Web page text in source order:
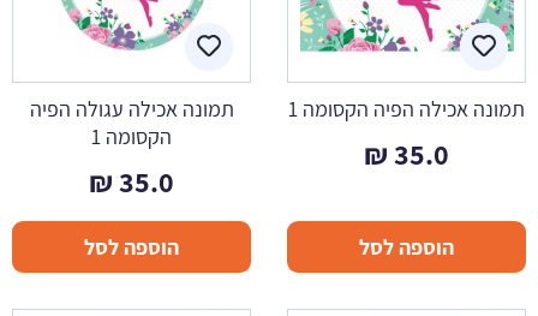
תמונה אכילה הפיה הקסומה 1
35.0
₪
הוספה לסל
תמונה אכילה עגולה הפיה
הקסומה 1
35.0
₪
הוספה לסל